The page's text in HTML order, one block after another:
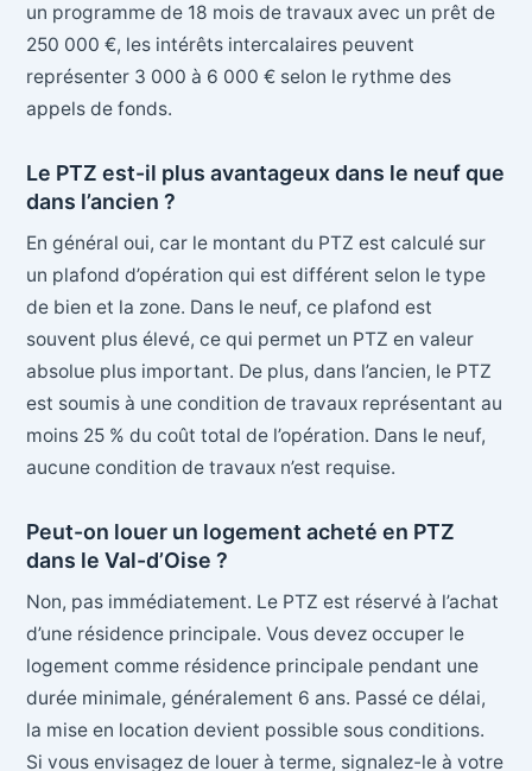
un programme de 18 mois de travaux avec un prêt de
250 000 €, les intérêts intercalaires peuvent
représenter 3 000 à 6 000 € selon le rythme des
appels de fonds.
Le PTZ est-il plus avantageux dans le neuf que
dans l’ancien ?
En général oui, car le montant du PTZ est calculé sur
un plafond d’opération qui est différent selon le type
de bien et la zone. Dans le neuf, ce plafond est
souvent plus élevé, ce qui permet un PTZ en valeur
absolue plus important. De plus, dans l’ancien, le PTZ
est soumis à une condition de travaux représentant au
moins 25 % du coût total de l’opération. Dans le neuf,
aucune condition de travaux n’est requise.
Peut-on louer un logement acheté en PTZ
dans le Val-d’Oise ?
Non, pas immédiatement. Le PTZ est réservé à l’achat
d’une résidence principale. Vous devez occuper le
logement comme résidence principale pendant une
durée minimale, généralement 6 ans. Passé ce délai,
la mise en location devient possible sous conditions.
Si vous envisagez de louer à terme, signalez-le à votre